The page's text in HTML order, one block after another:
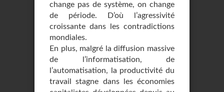
change pas de système, on change
de période. D’où l’agressivité
croissante dans les contradictions
mondiales.
En plus, malgré la diffusion massive
de l’informatisation, de
l’automatisation, la productivité du
travail stagne dans les économies